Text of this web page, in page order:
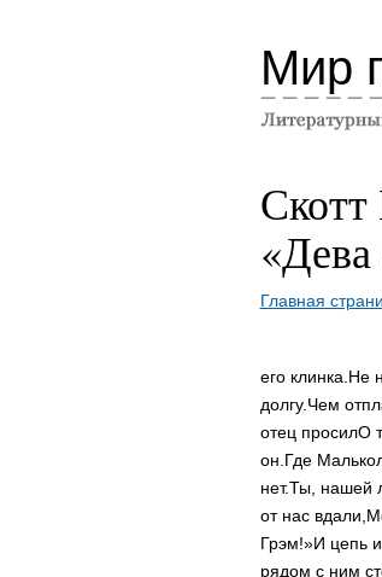
Мир
Скотт
«Дева
Главная
его клинка. Не
долгу. Чем
отец просилО
он. Где
нет.Ты, нашей
от нас вдали,
Грэм!»И цепь
рядом с ним